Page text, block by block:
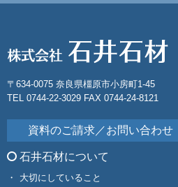
〒634-0075 奈良県橿原市小房町1-45
TEL 0744-22-3029 FAX 0744-24-8121
資料のご請求／お問い合わせ
石井石材について
大切にしていること